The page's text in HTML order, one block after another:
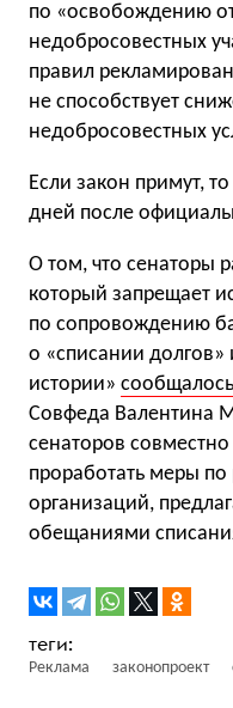
по «освобождению
недобросовестных
правил
не способствует
недобросовестных
Если закон примут,
дней после
О том, что сенаторы
который запрещает
по сопровождению
о «списании
истории» сообщалось
Совфеда Валентина
сенаторов
проработать меры
организаций,
обещаниями
Реклама законопроект